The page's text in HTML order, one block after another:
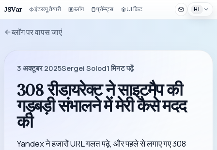
JSVar इंटरव्यू तैयारी ब्लॉग प्रॉम्प्ट्स UI किट HI
ब्लॉग पर वापस जाएं
3 अक्टूबर 2025Sergei Solod1मिनट पढ़ें
308 रीडायरेक्ट ने साइटमैप की
गड़बड़ी संभालने में मेरी कैसे मदद
की
Yandex ने हजारों URL गलत पढ़े, और पहले से लगाए गए 308